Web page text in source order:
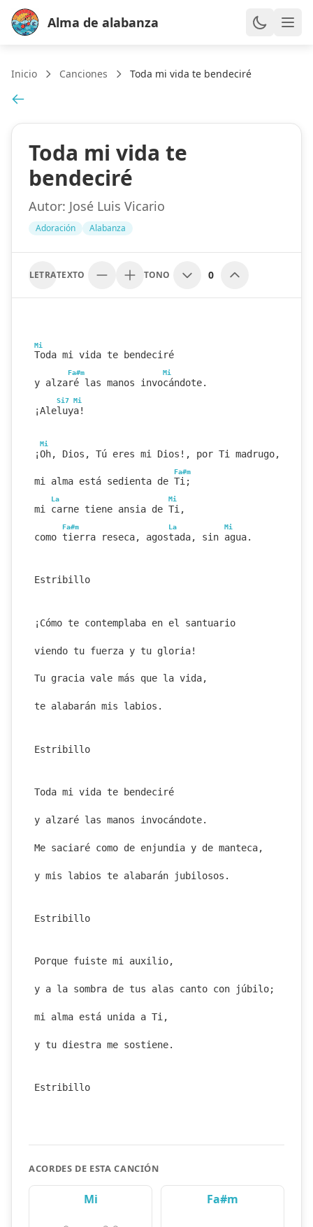
Alma de alabanza
Inicio Canciones Toda mi vida te bendeciré
Toda mi vida te
bendeciré
Autor: José Luis Vicario
Adoración Alabanza
LETRATEXTO TONO 0
Mi
Toda mi vida te bendeciré
Fa#m Mi
y alzaré las manos invocándote.
Si7 Mi
¡Aleluya!
Mi
¡Oh, Dios, Tú eres mi Dios!, por Ti madrugo,
Fa#m
mi alma está sedienta de Ti;
La Mi
mi carne tiene ansia de Ti,
Fa#m La Mi
como tierra reseca, agostada, sin agua.
Estribillo
¡Cómo te contemplaba en el santuario
viendo tu fuerza y tu gloria!
Tu gracia vale más que la vida,
te alabarán mis labios.
Estribillo
Toda mi vida te bendeciré
y alzaré las manos invocándote.
Me saciaré como de enjundia y de manteca,
y mis labios te alabarán jubilosos.
Estribillo
Porque fuiste mi auxilio,
y a la sombra de tus alas canto con júbilo;
mi alma está unida a Ti,
y tu diestra me sostiene.
Estribillo
ACORDES DE ESTA CANCIÓN
Mi Fa#m